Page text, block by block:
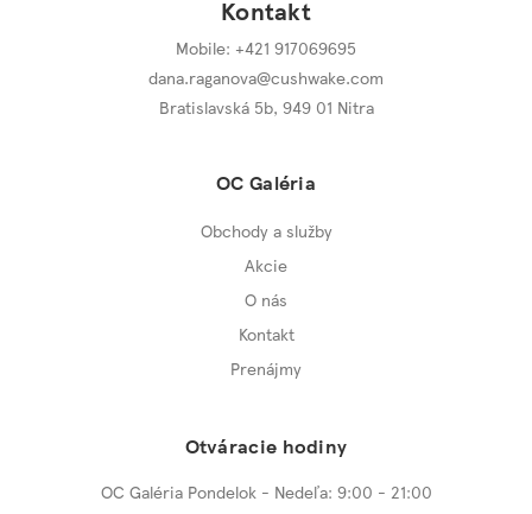
Kontakt
Mobile: +421 917069695
dana.raganova@cushwake.com
Bratislavská 5b, 949 01 Nitra
OC Galéria
Obchody a služby
Akcie
O nás
Kontakt
Prenájmy
Otváracie hodiny
OC Galéria Pondelok - Nedeľa: 9:00 - 21:00